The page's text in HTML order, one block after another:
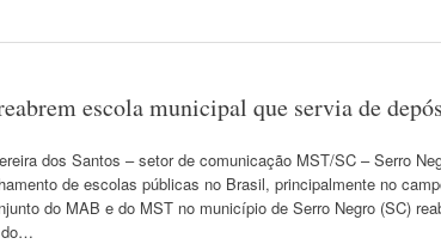
escola municipal que servia de
dos Santos – setor de comunicação MST/SC – Serro
de escolas públicas no Brasil, principalmente no
do MAB e do MST no município de Serro Negro (SC)
do…